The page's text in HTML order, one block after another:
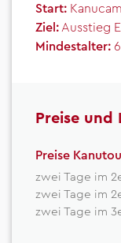
Start:
Ziel: Ausstieg
Mindestalter:
Preise und
Preise
zwei Tage im
zwei Tage im
zwei Tage im